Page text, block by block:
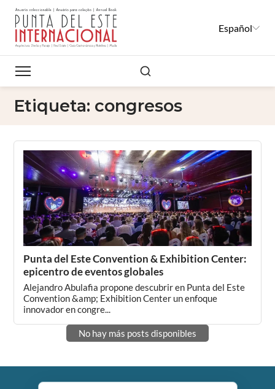
Español
Buscar
Etiqueta: congresos
Punta del Este Convention & Exhibition Center:
epicentro de eventos globales
Alejandro Abulafia propone descubrir en Punta del Este
Convention &amp; Exhibition Center un enfoque
innovador en congre...
No hay más posts disponibles